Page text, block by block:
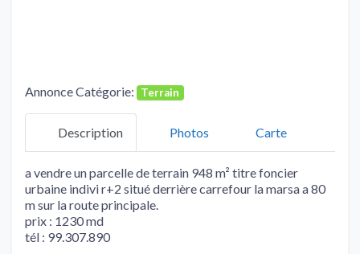
Annonce Catégorie: Terrain
Description Photos Carte
a vendre un parcelle de terrain 948 m² titre foncier
urbaine indivi r+2 situé derrière carrefour la marsa a 80
m sur la route principale.
prix : 1230 md
tél : 99.307.890